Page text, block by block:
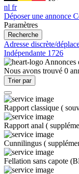
nl fr
Déposer une annonce
Paramètres
Recherche
Adresse discrète/
Indépendante 1726
Annonces
Nous avons trouvé 0
Trier par
Rapport classique (
Rapport anal (
Cunnilingus (
Fellation sans capote